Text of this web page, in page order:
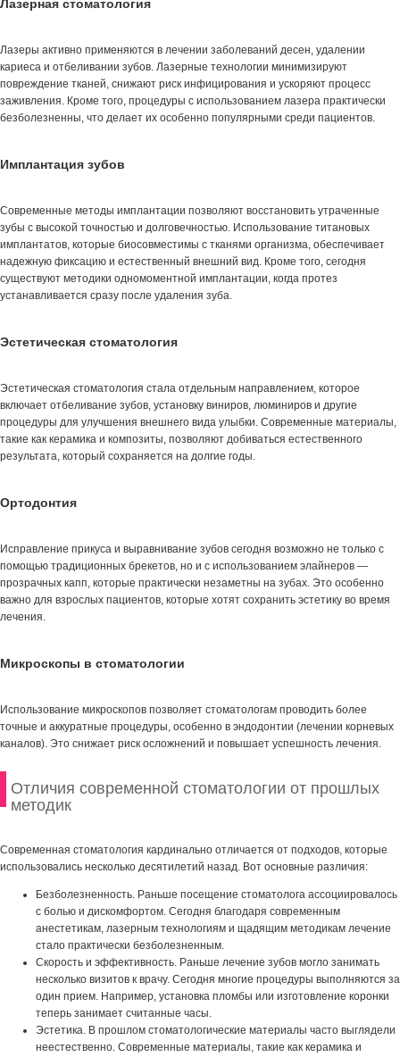
Лазерная стоматология
Лазеры активно применяются в лечении заболеваний десен, удалении
кариеса и отбеливании зубов. Лазерные технологии минимизируют
повреждение тканей, снижают риск инфицирования и ускоряют процесс
заживления. Кроме того, процедуры с использованием лазера практически
безболезненны, что делает их особенно популярными среди пациентов.
Имплантация зубов
Современные методы имплантации позволяют восстановить утраченные
зубы с высокой точностью и долговечностью. Использование титановых
имплантатов, которые биосовместимы с тканями организма, обеспечивает
надежную фиксацию и естественный внешний вид. Кроме того, сегодня
существуют методики одномоментной имплантации, когда протез
устанавливается сразу после удаления зуба.
Эстетическая стоматология
Эстетическая стоматология стала отдельным направлением, которое
включает отбеливание зубов, установку виниров, люминиров и другие
процедуры для улучшения внешнего вида улыбки. Современные материалы,
такие как керамика и композиты, позволяют добиваться естественного
результата, который сохраняется на долгие годы.
Ортодонтия
Исправление прикуса и выравнивание зубов сегодня возможно не только с
помощью традиционных брекетов, но и с использованием элайнеров —
прозрачных капп, которые практически незаметны на зубах. Это особенно
важно для взрослых пациентов, которые хотят сохранить эстетику во время
лечения.
Микроскопы в стоматологии
Использование микроскопов позволяет стоматологам проводить более
точные и аккуратные процедуры, особенно в эндодонтии (лечении корневых
каналов). Это снижает риск осложнений и повышает успешность лечения.
Отличия современной стоматологии от прошлых
методик
Современная стоматология кардинально отличается от подходов, которые
использовались несколько десятилетий назад. Вот основные различия:
Безболезненность. Раньше посещение стоматолога ассоциировалось
с болью и дискомфортом. Сегодня благодаря современным
анестетикам, лазерным технологиям и щадящим методикам лечение
стало практически безболезненным.
Скорость и эффективность. Раньше лечение зубов могло занимать
несколько визитов к врачу. Сегодня многие процедуры выполняются за
один прием. Например, установка пломбы или изготовление коронки
теперь занимает считанные часы.
Эстетика. В прошлом стоматологические материалы часто выглядели
неестественно. Современные материалы, такие как керамика и